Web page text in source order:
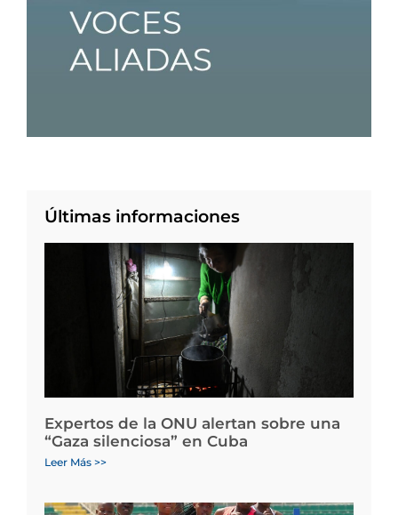
Últimas informaciones
Expertos de la ONU alertan sobre una
“Gaza silenciosa” en Cuba
Leer Más >>